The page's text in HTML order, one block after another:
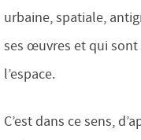
urbaine, spatiale,
ses œuvres et qui
l’espace.
C’est dans ce sens,